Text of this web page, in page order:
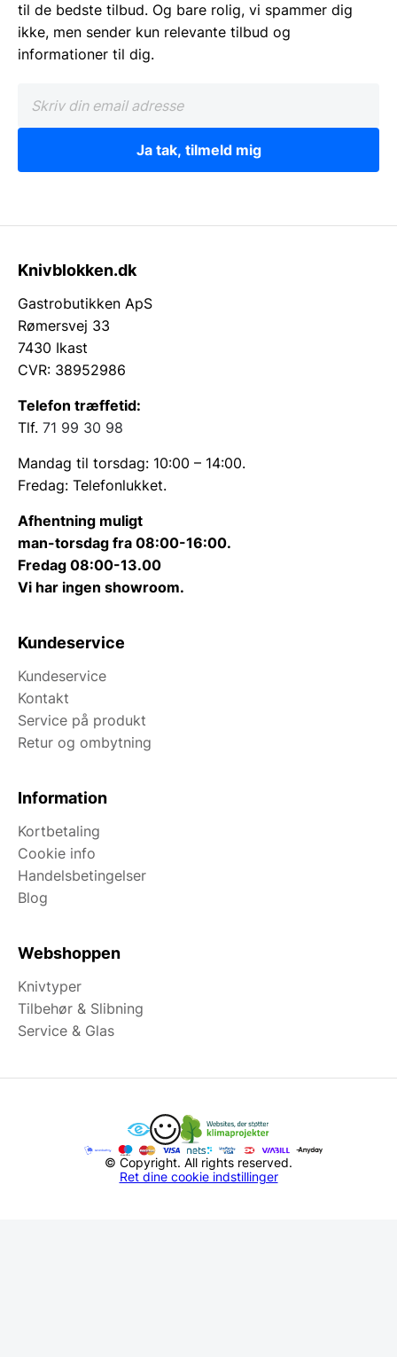
til de bedste tilbud. Og bare rolig, vi spammer dig
ikke, men sender kun relevante tilbud og
informationer til dig.
Ja tak, tilmeld mig
Knivblokken.dk
Gastrobutikken ApS
Rømersvej 33
7430 Ikast
CVR: 38952986
Telefon træffetid:
Tlf. 71 99 30 98
Mandag til torsdag: 10:00 – 14:00.
Fredag: Telefonlukket.
Afhentning muligt
man-torsdag fra 08:00-16:00.
Fredag 08:00-13.00
Vi har ingen showroom.
Kundeservice
Kundeservice
Kontakt
Service på produkt
Retur og ombytning
Information
Kortbetaling
Cookie info
Handelsbetingelser
Blog
Webshoppen
Knivtyper
Tilbehør & Slibning
Service & Glas
© Copyright. All rights reserved.
Ret dine cookie indstillinger